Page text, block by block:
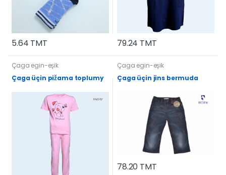
5.64 TMT 79.24 TMT
Çaga egin-eşik
Çaga üçin pižama toplumy
Çaga egin-eşik
Çaga üçin jins bermuda
78.20 TMT